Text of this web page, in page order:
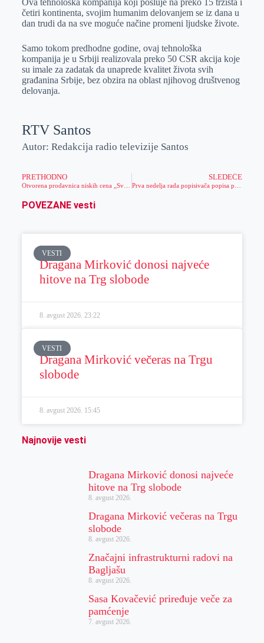
Ova tehnološka kompanija koji posluje na preko 15 tržišta i
četiri kontinenta, svojim humanim delovanjem se iz dana u
dan trudi da na sve moguće načine promeni ljudske živote.
Samo tokom predhodne godine, ovaj tehnološka
kompanija je u Srbiji realizovala preko 50 CSR akcija koje
su imale za zadatak da unaprede kvalitet života svih
građanina Srbije, bez obzira na oblast njihovog društvenog
delovanja.
RTV Santos
Autor: Redakcija radio televizije Santos
PRETHODNO
Otvorena prodavnica niskih cena „Svetofor“ u Zrenjaninu
SLEDEĆE
POVEZANE vesti
VESTI
Dragana Mirković donosi najveće
hitove na Trg slobode
8. avgust 2026. 23:22
VESTI
Dragana Mirković večeras na Trgu
slobode
8. avgust 2026. 15:45
Najnovije vesti
Dragana Mirković donosi najveće
hitove na Trg slobode
8. avgust 2026.
Dragana Mirković večeras na Trgu
slobode
8. avgust 2026.
Značajni infrastrukturni radovi na
Bagljašu
8. avgust 2026.
Sasa Kovačević priređuje veče za
pamćenje
7. avgust 2026.